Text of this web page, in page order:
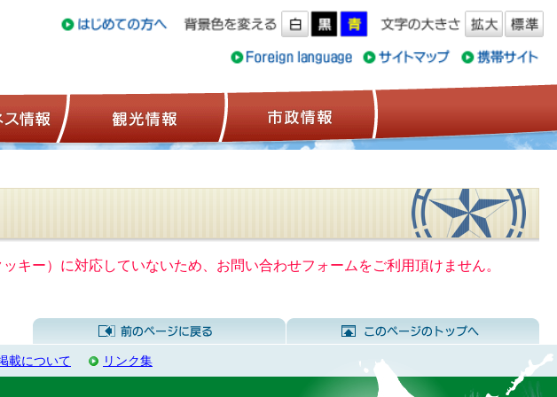
産業・ビジネス情報 観光情報
キー）に対応していないため、お問い合わせフォームをご利用頂けません。
前のページに戻る
載について リンク集